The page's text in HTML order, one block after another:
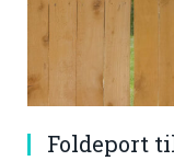
Foldeport